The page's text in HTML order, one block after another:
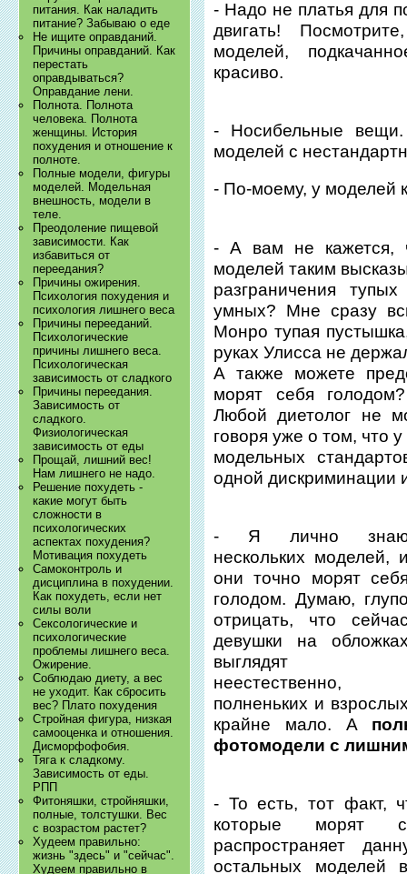
питания. Как наладить
питание? Забываю о еде
Не ищите оправданий.
Причины оправданий. Как
перестать
оправдываться?
Оправдание лени.
Полнота. Полнота
человека. Полнота
женщины. История
похудения и отношение к
полноте.
Полные модели, фигуры
моделей. Модельная
внешность, модели в
теле.
Преодоление пищевой
зависимости. Как
избавиться от
переедания?
Причины ожирения.
Психология похудения и
психология лишнего веса
Причины перееданий.
Психологические
причины лишнего веса.
Психологическая
зависимость от сладкого
Причины переедания.
Зависимость от
сладкого.
Физиологическая
зависимость от еды
Прощай, лишний вес!
Нам лишнего не надо.
Решение похудеть -
какие могут быть
сложности в
психологических
аспектах похудения?
Мотивация похудеть
Самоконтроль и
дисциплина в похудении.
Как похудеть, если нет
силы воли
Сексологические и
психологические
проблемы лишнего веса.
Ожирение.
Соблюдаю диету, а вес
не уходит. Как сбросить
вес? Плато похудения
Стройная фигура, низкая
самооценка и отношения.
Дисморфофобия.
Тяга к сладкому.
Зависимость от еды.
РПП
Фитоняшки, стройняшки,
полные, толстушки. Вес
с возрастом растет?
Худеем правильно:
жизнь "здесь" и "сейчас".
Худеем правильно в
- Надо не платья для
двигать!
моделей,
красиво.
- Носибельные
моделей с
- По-моему, у моделей
- А вам не кажется,
моделей таким
разграничения
умных? Мне сразу
Монро тупая
руках Улисса не
А также можете
морят себя
Любой диетолог не
говоря уже о том, что
модельных
одной дискриминации
- Я лично
нескольких моделей,
они точно морят
голодом. Думаю,
отрицать, что
девушки на
выглядят
неестественно,
полненьких и
крайне мало. А
фотомодели с
- То есть, тот факт,
которые морят
распространяет
остальных